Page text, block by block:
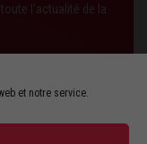
et notre service.
l'actualité de la